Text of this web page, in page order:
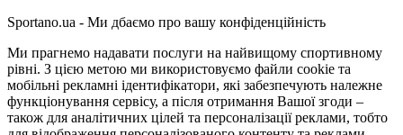
Sportano.ua - Ми дбаємо про вашу конфіденційність
Ми прагнемо надавати послуги на найвищому спортивному
рівні. З цією метою ми використовуємо файли cookie та
мобільні рекламні ідентифікатори, які забезпечують належне
функціонування сервісу, а після отримання Вашої згоди –
також для аналітичних цілей та персоналізації реклами, тобто